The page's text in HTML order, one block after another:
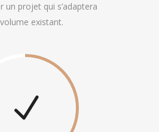
un projet qui s’adaptera
existant.